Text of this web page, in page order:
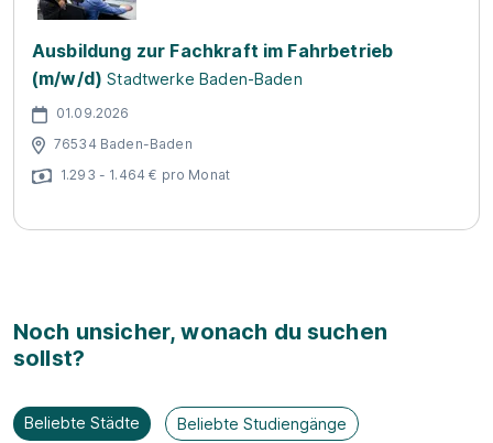
Ausbildung zur Fachkraft im Fahrbetrieb
(m/w/d) Stadtwerke Baden-Baden
01.09.2026
76534 Baden-Baden
1.293 - 1.464 € pro Monat
Noch unsicher, wonach du suchen
sollst?
Beliebte Städte Beliebte Studiengänge